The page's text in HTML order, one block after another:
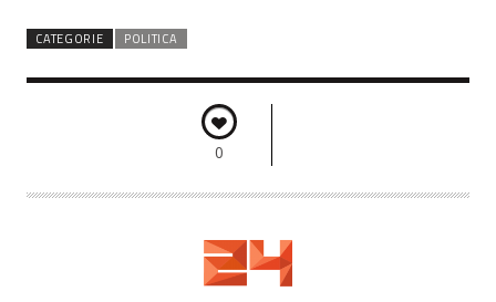
CATEGORIE POLITICA
0